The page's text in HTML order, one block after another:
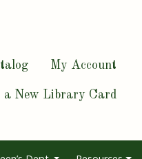
My Account
a New Library Card